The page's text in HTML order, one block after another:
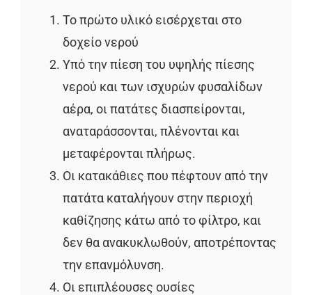
Το πρώτο υλικό εισέρχεται στο
δοχείο νερού
Υπό την πίεση του υψηλής πίεσης
νερού και των ισχυρών φυσαλίδων
αέρα, οι πατάτες διασπείρονται,
αναταράσσονται, πλένονται και
μεταφέρονται πλήρως.
Οι κατακάθιες που πέφτουν από την
πατάτα καταλήγουν στην περιοχή
καθίζησης κάτω από το φίλτρο, και
δεν θα ανακυκλωθούν, αποτρέποντας
την επανμόλυνση.
Οι επιπλέουσες ουσίες